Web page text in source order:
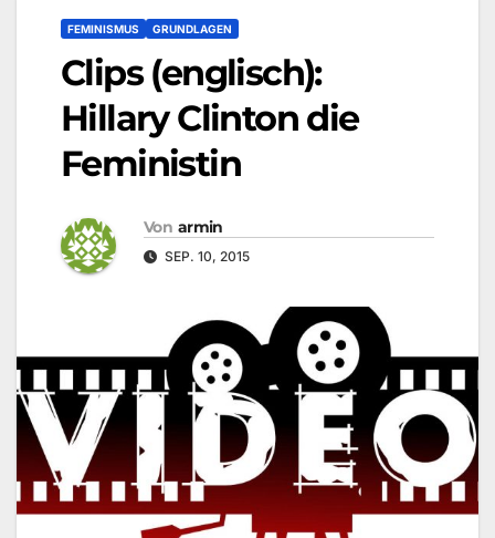
FEMINISMUS GRUNDLAGEN
Clips (englisch):
Hillary Clinton die
Feministin
Von armin
SEP. 10, 2015